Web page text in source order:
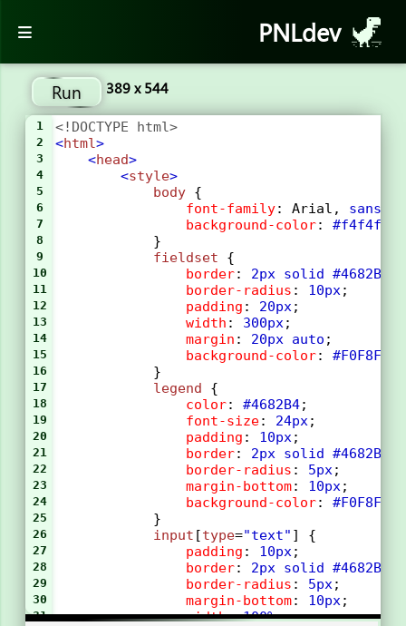
PNLdev
Run 389 x 544
1 <!DOCTYPE html>
2 <html>
3 <head>
4 <style>
5 body {
6 font-family: Arial , sans-
7 background-color: #f4f4f4
8
            }
9 fieldset {
10 border: 2px solid #4682B4
11 border-radius : 10px;
12 padding : 20px;
13 width : 300px;
14 margin : 20px auto ;
15 background-color: #F0F8FF
16
            }
17 legend {
18 color: #4682B4;
19 font-size: 24px;
20 padding : 10px;
21 border: 2px solid #4682B4
22 border-radius : 5px;
23 margin-bottom: 10px;
24 background-color: #F0F8FF
25
            }
26 input [type="text" ] {
27 padding : 10px;
28 border: 2px solid #4682B4
29 border-radius : 5px;
30 margin-bottom: 10px;
31 width: 100%;